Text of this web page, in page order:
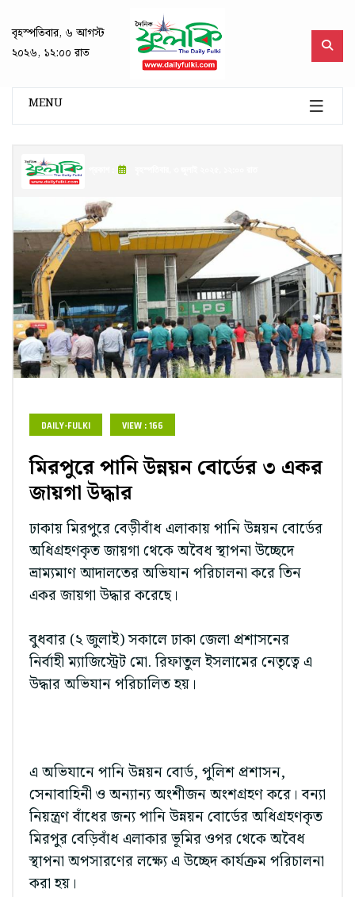
বৃহস্পতিবার, ৬ আগস্ট
২০২৬, ১২:০০ রাত
MENU
DAILY-FULKI VIEW : 166
মিরপুরে পানি উন্নয়ন বোর্ডের ৩ একর
জায়গা উদ্ধার
ঢাকায় মিরপুরে বেড়ীবাঁধ এলাকায় পানি উন্নয়ন বোর্ডের
অধিগ্রহণকৃত জায়গা থেকে অবৈধ স্থাপনা উচ্ছেদে
ভ্রাম্যমাণ আদালতের অভিযান পরিচালনা করে তিন
একর জায়গা উদ্ধার করেছে।
বুধবার (২ জুলাই) সকালে ঢাকা জেলা প্রশাসনের
নির্বাহী ম্যাজিস্ট্রেট মো. রিফাতুল ইসলামের নেতৃত্বে এ
উদ্ধার অভিযান পরিচালিত হয়।
এ অভিযানে পানি উন্নয়ন বোর্ড, পুলিশ প্রশাসন,
সেনাবাহিনী ও অন্যান্য অংশীজন অংশগ্রহণ করে। বন্যা
নিয়ন্ত্রণ বাঁধের জন্য পানি উন্নয়ন বোর্ডের অধিগ্রহণকৃত
মিরপুর বেড়িবাঁধ এলাকার ভূমির ওপর থেকে অবৈধ
স্থাপনা অপসারণের লক্ষ্যে এ উচ্ছেদ কার্যক্রম পরিচালনা
করা হয়।